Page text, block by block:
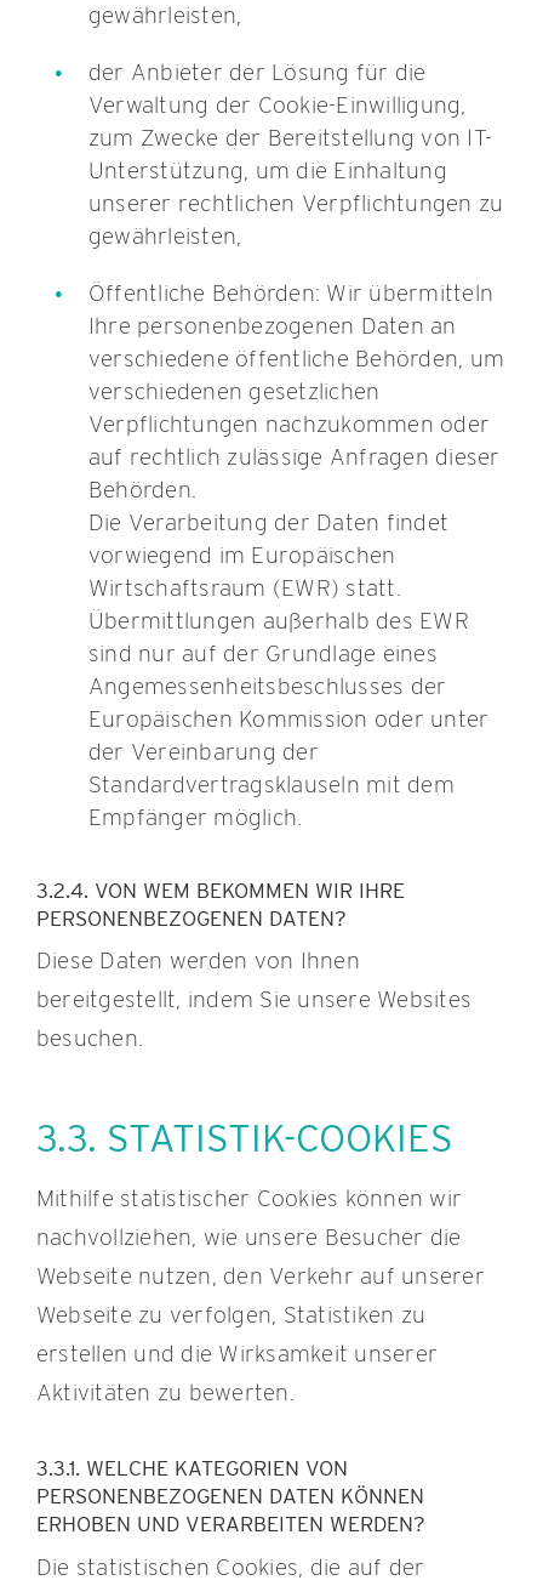
gewährleisten,
der Anbieter der Lösung für die
Verwaltung der Cookie-Einwilligung,
zum Zwecke der Bereitstellung von IT-
Unterstützung, um die Einhaltung
unserer rechtlichen Verpflichtungen zu
gewährleisten,
Öffentliche Behörden: Wir übermitteln
Ihre personenbezogenen Daten an
verschiedene öffentliche Behörden, um
verschiedenen gesetzlichen
Verpflichtungen nachzukommen oder
auf rechtlich zulässige Anfragen dieser
Behörden.
Die Verarbeitung der Daten findet
vorwiegend im Europäischen
Wirtschaftsraum (EWR) statt.
Übermittlungen außerhalb des EWR
sind nur auf der Grundlage eines
Angemessenheitsbeschlusses der
Europäischen Kommission oder unter
der Vereinbarung der
Standardvertragsklauseln mit dem
Empfänger möglich.
3.2.4. VON WEM BEKOMMEN WIR IHRE
PERSONENBEZOGENEN DATEN?
Diese Daten werden von Ihnen
bereitgestellt, indem Sie unsere Websites
besuchen.
3.3. STATISTIK-COOKIES
Mithilfe statistischer Cookies können wir
nachvollziehen, wie unsere Besucher die
Webseite nutzen, den Verkehr auf unserer
Webseite zu verfolgen, Statistiken zu
erstellen und die Wirksamkeit unserer
Aktivitäten zu bewerten.
3.3.1. WELCHE KATEGORIEN VON
PERSONENBEZOGENEN DATEN KÖNNEN
ERHOBEN UND VERARBEITEN WERDEN?
Die statistischen Cookies, die auf der